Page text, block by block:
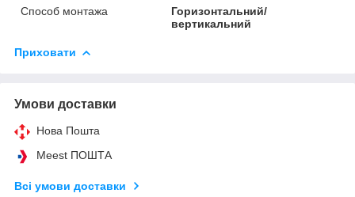
Способ монтажа
Горизонтальний/
вертикальний
Приховати
Умови доставки
Нова Пошта
Meest ПОШТА
Всі умови доставки